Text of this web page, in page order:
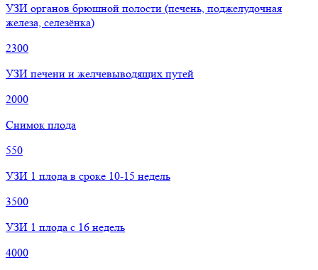
УЗИ органов брюшной полости (печень, поджелудочная
железа, селезёнка)
2300
УЗИ печени и желчевыводящих путей
2000
Снимок плода
550
УЗИ 1 плода в сроке 10-15 недель
3500
УЗИ 1 плода с 16 недель
4000